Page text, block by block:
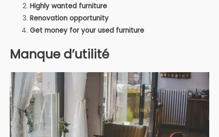
Highly wanted furniture
Renovation opportunity
Get money for your used furniture
Manque d’utilité